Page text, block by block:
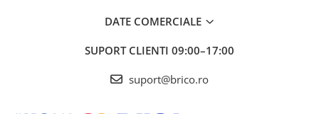
DATE COMERCIALE
SUPORT CLIENTI 09:00–17:00
suport@brico.ro